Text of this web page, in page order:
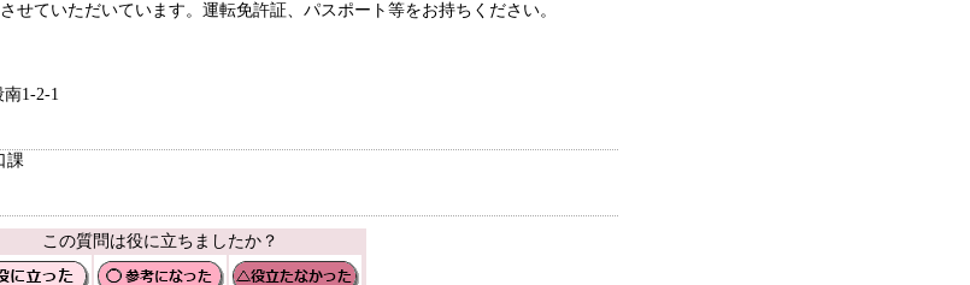
せていただいています。運転免許証、パスポート等をお持ちください。
南1-2-1
課
この質問は役に立ちましたか？